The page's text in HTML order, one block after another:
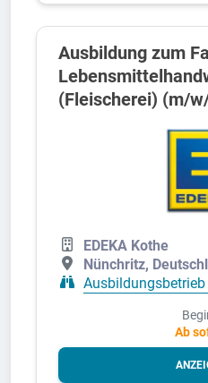
Ausbildung zum
(Fleischerei) (m/
EDEKA Kothe
Nünchritz,
Ausbildungsbetrieb
Ab